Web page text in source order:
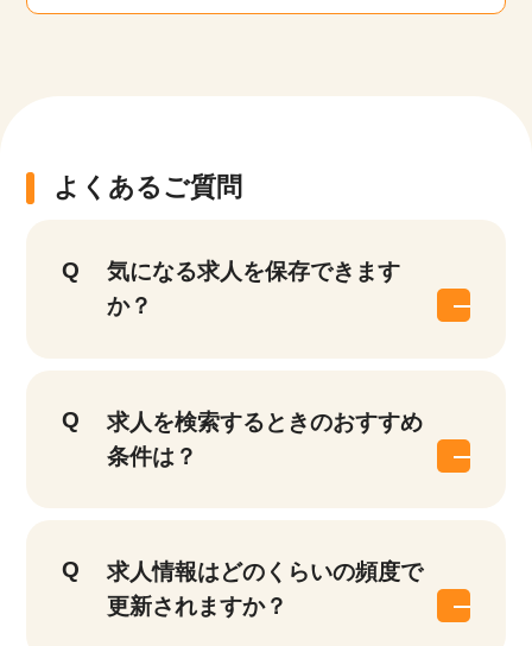
よくあるご質問
気になる求人を保存できます
か？
求人を検索するときのおすすめ
条件は？
求人情報はどのくらいの頻度で
更新されますか？